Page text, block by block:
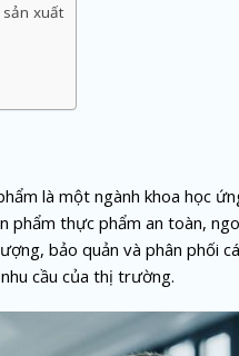
xuất
là một ngành khoa học
phẩm thực phẩm an toàn,
bảo quản và phân phối
cầu của thị trường.